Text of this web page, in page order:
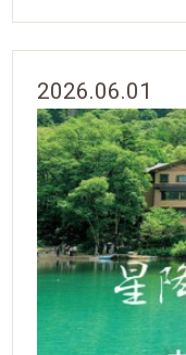
2026.06.01